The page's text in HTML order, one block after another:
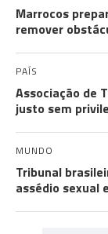
Marrocos
remover
PAÍS
Associação de
justo sem
MUNDO
Tribunal
assédio sexual